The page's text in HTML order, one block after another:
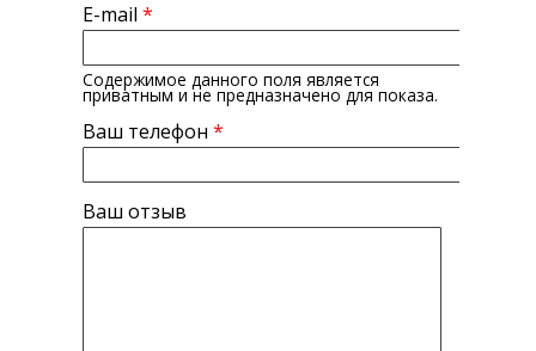
E-mail *
Содержимое данного поля является
приватным и не предназначено для показа.
Ваш телефон *
Ваш отзыв